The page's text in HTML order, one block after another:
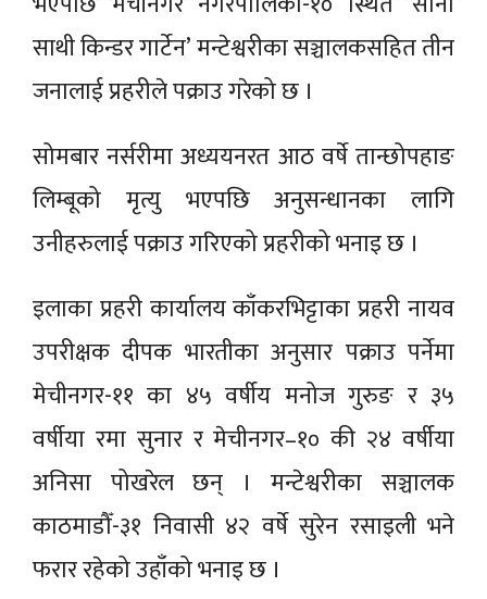
साथी किन्डर गार्टेन’ मन्टेश्वरीका सञ्चालकसहित तीन
जनालाई प्रहरीले पक्राउ गरेको छ ।
सोमबार नर्सरीमा अध्ययनरत आठ वर्षे तान्छोपहाङ
लिम्बूको मृत्यु भएपछि अनुसन्धानका लागि
उनीहरुलाई पक्राउ गरिएको प्रहरीको भनाइ छ ।
इलाका प्रहरी कार्यालय काँकरभिट्टाका प्रहरी नायव
उपरीक्षक दीपक भारतीका अनुसार पक्राउ पर्नेमा
मेचीनगर-११ का ४५ वर्षीय मनोज गुरुङ र ३५
वर्षीया रमा सुनार र मेचीनगर–१० की २४ वर्षीया
अनिसा पोखरेल छन् । मन्टेश्वरीका सञ्चालक
काठमाडौँ-३१ निवासी ४२ वर्षे सुरेन रसाइली भने
फरार रहेको उहाँको भनाइ छ ।